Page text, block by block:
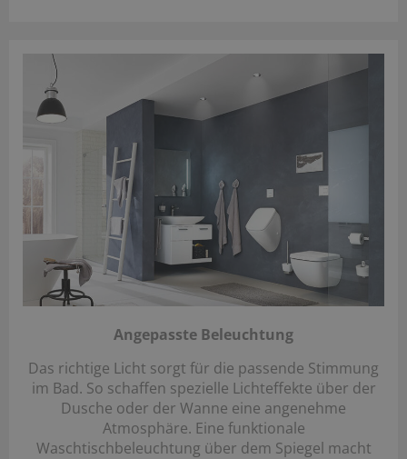
Angepasste Beleuchtung
Das richtige Licht sorgt für die passende Stimmung
im Bad. So schaffen spezielle Lichteffekte über der
Dusche oder der Wanne eine angenehme
Atmosphäre. Eine funktionale
Waschtischbeleuchtung über dem Spiegel macht